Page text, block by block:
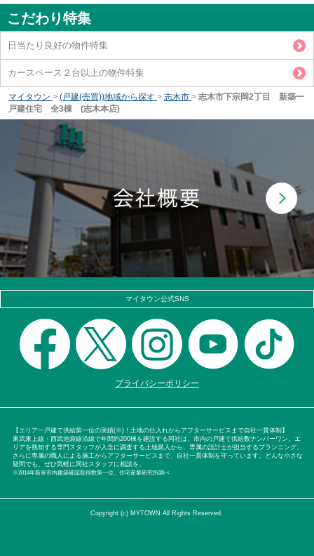
こだわり特集
日当たり良好の物件特集
カースペース２台以上の物件特集
マイタウン > (戸建(売買))地域から探す > 志木市 > 志木市下宗岡2丁目 新築一
戸建住宅 全3棟 (志木本店)
マイタウン公式SNS
プライバシーポリシー
【エリア一戸建て供給第一位の実績(※)！土地の仕入れからアフターサービスまで自社一貫体制】
東武東上線・西武池袋線沿線で年間約200棟を建設する同社は、市内の戸建て供給数ナンバーワン。エ
リアを熟知する専門スタッフが入念に調査する土地購入から、専属の設計士が担当するプランニング、
さらに専属の職人による施工からアフターサービスまで、自社一貫体制を守っています。どんな小さな
疑問でも、ぜひ気軽に同社スタッフに相談を。
※2014年新座市内建築確認取得数第一位。住宅産業研究所調べ
Copyright (c) MYTOWN All Rights Reserved.